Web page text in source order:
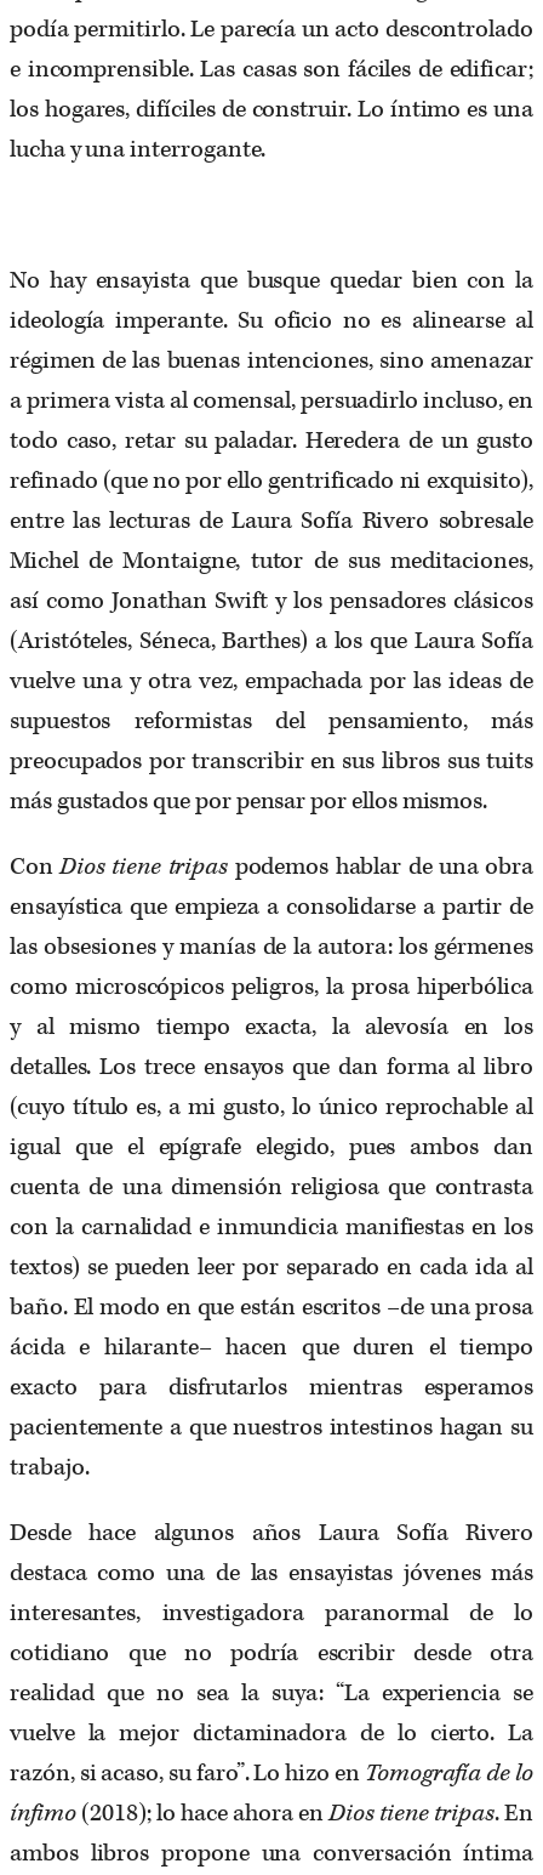
podía permitirlo. Le parecía un acto descontrolado
e incomprensible. Las casas son fáciles de edificar;
los hogares, difíciles de construir. Lo íntimo es una
lucha y una interrogante.
No hay ensayista que busque quedar bien con la
ideología imperante. Su oficio no es alinearse al
régimen de las buenas intenciones, sino amenazar
a primera vista al comensal, persuadirlo incluso, en
todo caso, retar su paladar. Heredera de un gusto
refinado (que no por ello gentrificado ni exquisito),
entre las lecturas de Laura Sofía Rivero sobresale
Michel de Montaigne, tutor de sus meditaciones,
así como Jonathan Swift y los pensadores clásicos
(Aristóteles, Séneca, Barthes) a los que Laura Sofía
vuelve una y otra vez, empachada por las ideas de
supuestos reformistas del pensamiento, más
preocupados por transcribir en sus libros sus tuits
más gustados que por pensar por ellos mismos.
ConDios tiene tripas podemos hablar de una obra
ensayística que empieza a consolidarse a partir de
las obsesiones y manías de la autora: los gérmenes
como microscópicos peligros, la prosa hiperbólica
y al mismo tiempo exacta, la alevosía en los
detalles. Los trece ensayos que dan forma al libro
(cuyo título es, a mi gusto, lo único reprochable al
igual que el epígrafe elegido, pues ambos dan
cuenta de una dimensión religiosa que contrasta
con la carnalidad e inmundicia manifiestas en los
textos) se pueden leer por separado en cada ida al
baño. El modo en que están escritos ­–de una prosa
ácida e hilarante– hacen que duren el tiempo
exacto para disfrutarlos mientras esperamos
pacientemente a que nuestros intestinos hagan su
trabajo.
Desde hace algunos años Laura Sofía Rivero
destaca como una de las ensayistas jóvenes más
interesantes, investigadora paranormal de lo
cotidiano que no podría escribir desde otra
realidad que no sea la suya: “La experiencia se
vuelve la mejor dictaminadora de lo cierto. La
razón, si acaso, su faro”. Lo hizo enTomografía de lo
ínfimo(2018); lo hace ahora enDios tiene tripas. En
ambos libros propone una conversación íntima